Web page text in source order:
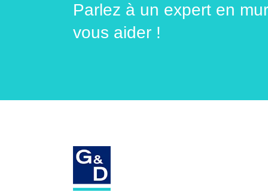
Parlez à un expert en
vous aider !